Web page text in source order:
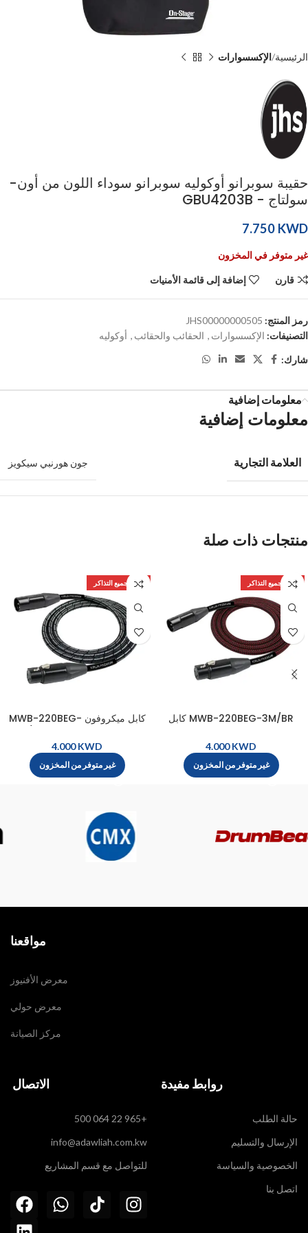
الرئيسية الإكسسوارات
حقيبة سوبرانو أوكوليه سوبرانو سوداء اللون من أون-
سولتاج - GBU4203B
KWD
غير متوفر في المخزون
قارن إضافة إلى قائمة الأمنيات
رمز المنتج: JHS00000000505
التصنيفات: الإكسسوارات , الحقائب والحقائب , أوكوليه
شارك:
معلومات إضافية
معلومات إضافية
العلامة التجارية جون هورنبي سيكويز
منتجات ذات صلة
بيعت جميع التذاكر
MWB-220BEG-3M/BR كابل
ميكروفون MWB-220BEG-
- أسود وأحمر
KWD
غير متوفر من المخزون
بيعت جميع التذاكر
كابل ميكروفون MWB-220BEG-
أسود معدني
KWD
غير متوفر من المخزون
مواقعنا
معرض الأفنيوز
معرض حولي
مركز الصيانة
روابط مفيدة
حالة الطلب
الإرسال والتسليم
الخصوصية والسياسة
اتصل بنا
الاتصال
+965 22 064 500
info@adawliah.com.kw
للتواصل مع قسم المشاريع